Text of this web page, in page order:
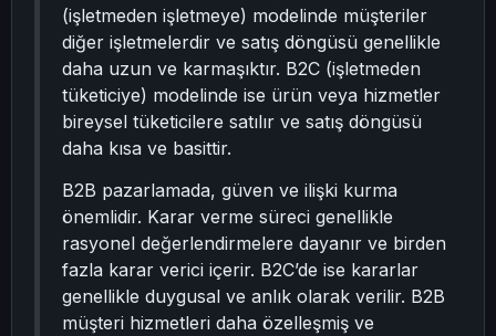
(işletmeden işletmeye) modelinde müşteriler
diğer işletmelerdir ve satış döngüsü genellikle
daha uzun ve karmaşıktır. B2C (işletmeden
tüketiciye) modelinde ise ürün veya hizmetler
bireysel tüketicilere satılır ve satış döngüsü
daha kısa ve basittir.
B2B pazarlamada, güven ve ilişki kurma
önemlidir. Karar verme süreci genellikle
rasyonel değerlendirmelere dayanır ve birden
fazla karar verici içerir. B2C’de ise kararlar
genellikle duygusal ve anlık olarak verilir. B2B
müşteri hizmetleri daha özelleşmiş ve